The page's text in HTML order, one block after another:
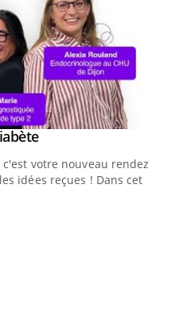
Youtube
votre nouveau rendez-
idées reçues ! Dans cet